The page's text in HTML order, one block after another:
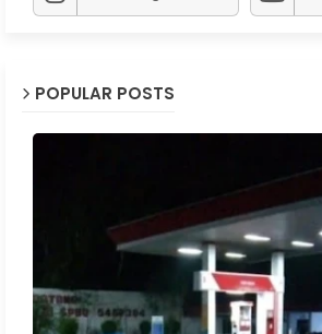
POPULAR POSTS